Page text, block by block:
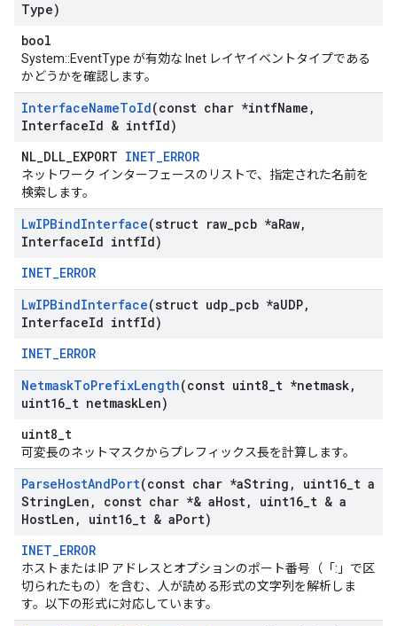
Type)
bool
System::EventType が有効な Inet レイヤイベントタイプである
かどうかを確認します。
InterfaceNameToId(const char *intfName ,
InterfaceId & intfId)
NL_DLL_EXPORT INET_ERROR
ネットワーク インターフェースのリストで、指定された名前を
検索します。
LwIPBindInterface(struct raw pcb *aRaw,
InterfaceId intfId)
INET_ERROR
LwIPBindInterface(struct udp pcb *aUDP,
InterfaceId intfId)
INET_ERROR
NetmaskToPrefixLength(const uint8 t *netmask,
uint16 t netmaskLen)
uint8_t
可変長のネットマスクからプレフィックス長を計算します。
ParseHostAndPort(const char *aString , uint16 t a
StringLen , const char *& aHost, uint16 t & a
HostLen , uint16 t & aPort)
INET_ERROR
ホストまたは IP アドレスとオプションのポート番号（「:」で区
切られたもの）を含む、人が読める形式の文字列を解析しま
す。以下の形式に対応しています。